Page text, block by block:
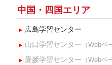
中国・四国エリア
広島学習センター
山口学習センター （Webペ
愛媛学習センター （Webペ